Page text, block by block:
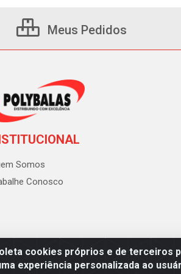
cookies próprios e de terceiros
experiência personalizada ao
Meus Pedidos
Somos
Conosco